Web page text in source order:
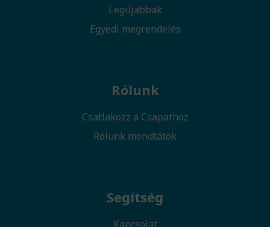
Legújabbak
Egyedi megrendelés
Rólunk
Csatlakozz a Csapathoz
Rólunk mondtátok
Segítség
Kapcsolat